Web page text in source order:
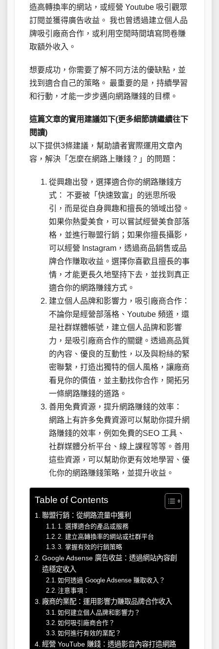
造高轉換率的網站，或經營 Youtube 吸引觀眾
訂閱並獲得廣告收益。 我也曾透過建立個人品
牌吸引廠商合作，或利用空閒時間填寫問卷賺
取額外收入。
想要成功，你需要了解不同方法的優缺點，並
找到適合自己的策略。 最重要的是，持續學習
和行動，才能一步步邁向網路賺錢的目標。
這篇文章的實用建議如下(更多細節請繼續往下
閱讀)
以下提供3條建議，幫助讀者實際運用文章內
容，解決「怎麼在網路上賺錢？」的問題：
從興趣出發，選擇適合你的網路賺錢方
式： 不要被「快速致富」的迷思所吸
引，而是從自身興趣和擅長的領域出發。
如果你熱愛美食，可以嘗試經營美食部落
格，並進行聯盟行銷；如果你擅長攝影，
可以經營 Instagram，透過商品銷售或品
牌合作賺取收益。選擇你喜歡且擅長的事
情，才能更長久地堅持下去，並找到真正
適合你的網路賺錢方式。
建立個人品牌和影響力，吸引廠商合作：
不論你是經營部落格、Youtube 頻道，還
是社群媒體帳號，建立個人品牌和影響
力，是吸引廠商合作的關鍵。透過高品質
的內容、優良的互動性，以及與粉絲的緊
密聯繫，打造出獨特的個人風格，讓廠商
看見你的價值，並主動找你合作，開拓另
一條網路賺錢的道路。
善用免費資源，提升網路賺錢的效率：
網路上有許多免費資源可以幫助你提升網
路賺錢的效率，例如免費的SEO 工具、
社群媒體分析平台、線上課程等等。善用
這些資源，可以幫助你更有效地學習、優
化你的網路賺錢策略，並提升收益。
Table of Contents
聯盟行銷：從網路流量中獲利
1. 選擇適合的產品或服務
2. 建立高轉換率的網站或社群平台
3. 掌握有效的行銷策略
Google Adsense 廣告收益：透過網站內容創
造穩定收入
如何透過 Google Adsense 賺取收入？
注意事項：
廠商的業配：運用影響力賺取品牌合作收入
如何建立個人品牌和影響力？
如何吸引廠商合作？
如何進行有效的業配？
經營 YouTube 賺錢：透過影音內容打造網路